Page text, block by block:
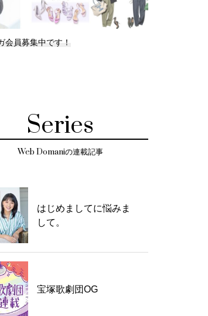
会員募集中です！
Series
Web Domaniの連載記事
はじめましてに悩みま
して。
宝塚歌劇団OG